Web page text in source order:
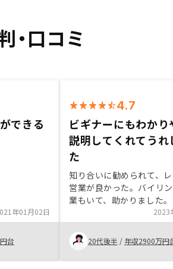
・口コミ
できる
年01月02日
台
4.7
ビギナーにもわかり
説明してくれてうれ
た
知り合いに勧められて、
営業が良かった。バイリ
業もいて、助かりました
資についていろいろ勉強
だきありがたいです！連
すく、返事も速いです。レ
フルサービスなのでとても
思います。
2023
20代後半 / 年収2900万円